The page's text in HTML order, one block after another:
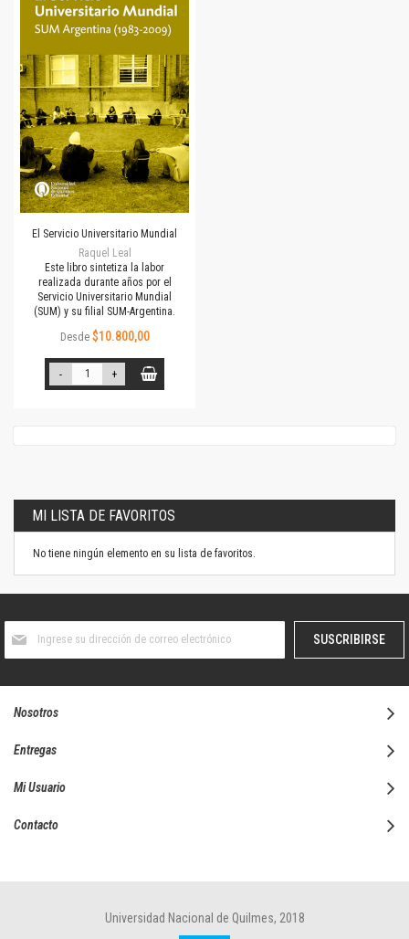
El Servicio Universitario Mundial
Raquel Leal
Este libro sintetiza la labor
realizada durante años por el
Servicio Universitario Mundial
(SUM) y su filial SUM-Argentina.
Desde $10.800,00
- +
MI LISTA DE FAVORITOS
No tiene ningún elemento en su lista de favoritos.
boletín
SUSCRIBIRSE
Nosotros
Entregas
Mi Usuario
Contacto
Universidad Nacional de Quilmes, 2018